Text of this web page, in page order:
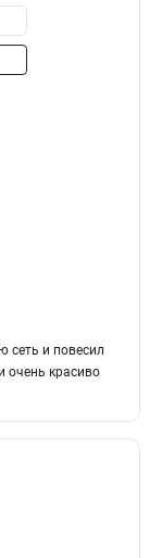
сеть и повесил
очень красиво